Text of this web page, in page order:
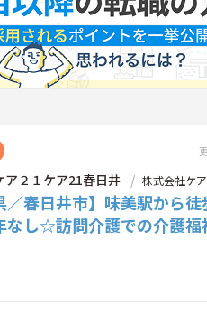
ア２１ケア21春日井 株式会社ケア
／春日井市】味美駅から
し☆訪問介護での介護福